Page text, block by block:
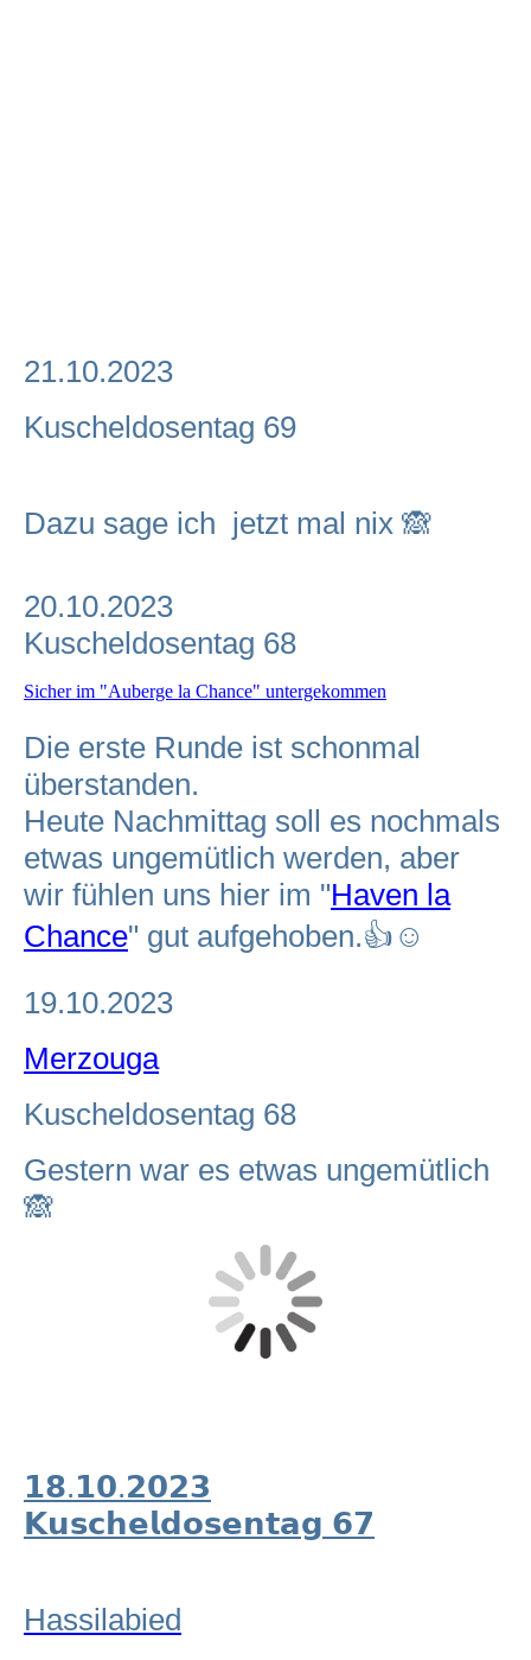
21.10.2023
Kuscheldosentag 69
Dazu sage ich jetzt mal nix 🙈
20.10.2023
Kuscheldosentag 68
Sicher im "Auberge la Chance" untergekommen
Die erste Runde ist schonmal
überstanden.
Heute Nachmittag soll es nochmals
etwas ungemütlich werden, aber
wir fühlen uns hier im "Haven la
Chance" gut aufgehoben.👍☺️
19.10.2023
Merzouga
Kuscheldosentag 68
Gestern war es etwas ungemütlich
🙈
𝟭𝟴.𝟭𝟬.𝟮𝟬𝟮𝟯
𝗞𝘂𝘀𝗰𝗵𝗲𝗹𝗱𝗼𝘀𝗲𝗻𝘁𝗮𝗴 𝟲𝟳
Hassilabied